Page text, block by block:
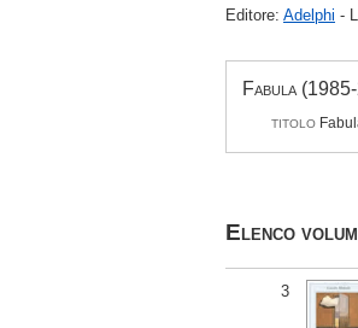
Editore: Adelphi -
Fabula
TITOLO
Elenco
3